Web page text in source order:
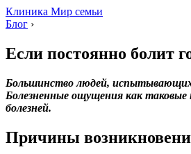
Клиника Мир семьи
Блог ›
Если постоянно болит
Большинство людей, испытывающих
Болезненные ощущения как
болезней.
Причины